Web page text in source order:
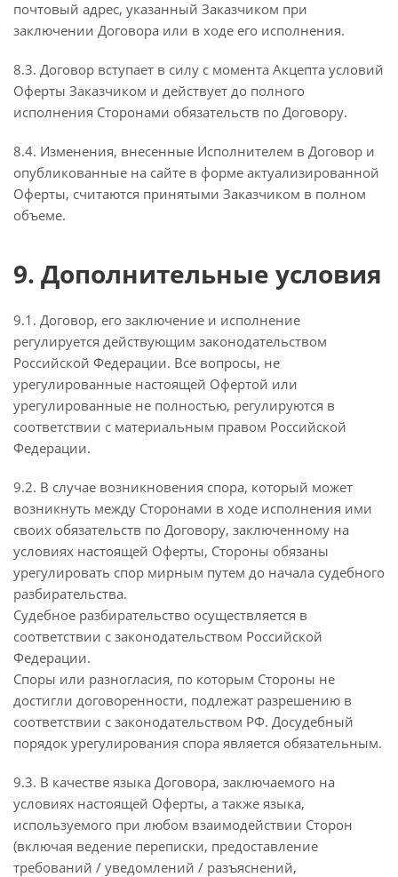
почтовый адрес, указанный Заказчиком при
заключении Договора или в ходе его исполнения.
8.3. Договор вступает в силу с момента Акцепта условий
Оферты Заказчиком и действует до полного
исполнения Сторонами обязательств по Договору.
8.4. Изменения, внесенные Исполнителем в Договор и
опубликованные на сайте в форме актуализированной
Оферты, считаются принятыми Заказчиком в полном
объеме.
9. Дополнительные условия
9.1. Договор, его заключение и исполнение
регулируется действующим законодательством
Российской Федерации. Все вопросы, не
урегулированные настоящей Офертой или
урегулированные не полностью, регулируются в
соответствии с материальным правом Российской
Федерации.
9.2. В случае возникновения спора, который может
возникнуть между Сторонами в ходе исполнения ими
своих обязательств по Договору, заключенному на
условиях настоящей Оферты, Стороны обязаны
урегулировать спор мирным путем до начала судебного
разбирательства.
Судебное разбирательство осуществляется в
соответствии с законодательством Российской
Федерации.
Споры или разногласия, по которым Стороны не
достигли договоренности, подлежат разрешению в
соответствии с законодательством РФ. Досудебный
порядок урегулирования спора является обязательным.
9.3. В качестве языка Договора, заключаемого на
условиях настоящей Оферты, а также языка,
используемого при любом взаимодействии Сторон
(включая ведение переписки, предоставление
требований / уведомлений / разъяснений,